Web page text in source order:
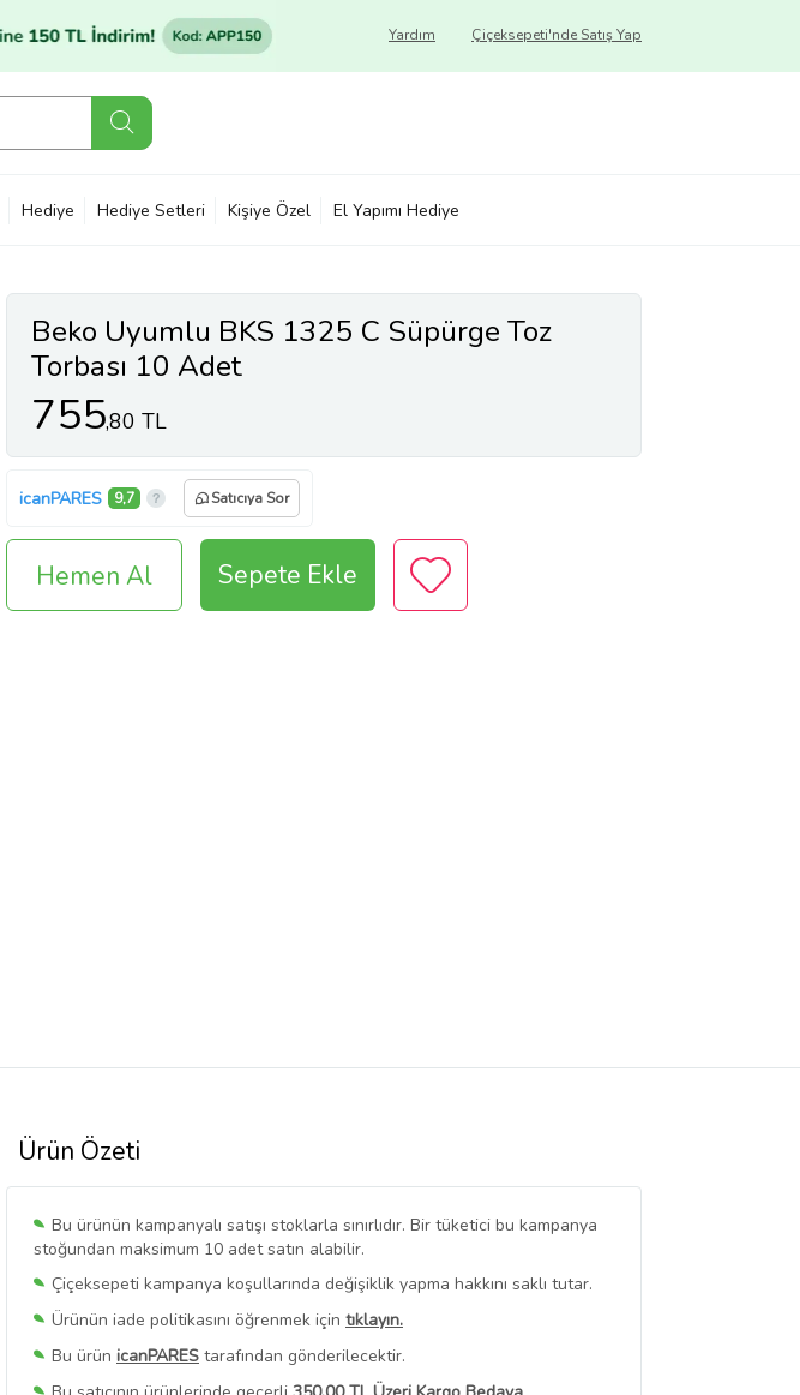
Çiçeksepeti'nde Satış Yap
Yardım
Hediye Hediye Setleri Kişiye Özel El Yapımı Hediye
Beko Uyumlu BKS 1325 C Süpürge Toz
Torbası 10 Adet
755,80 TL
icanPARES 9,7 Satıcıya Sor
Hemen Al Sepete Ekle
Ürün Özeti
Bu ürünün kampanyalı satışı stoklarla sınırlıdır. Bir tüketici bu kampanya
stoğundan maksimum 10 adet satın alabilir.
Çiçeksepeti kampanya koşullarında değişiklik yapma hakkını saklı tutar.
Ürünün iade politikasını öğrenmek için tıklayın.
Bu ürün icanPARES tarafından gönderilecektir.